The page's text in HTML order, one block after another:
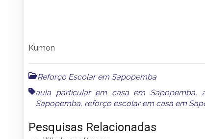
Kumon
Reforço Escolar em Sapopemba
aula particular em casa em Sapopemba,
Sapopemba, reforço escolar em casa em
Pesquisas Relacionadas